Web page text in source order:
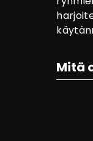
Mitä